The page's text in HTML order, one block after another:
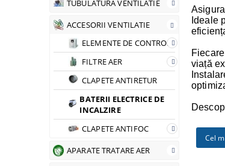
TUBULATURA VENTILATIE
ACCESORII VENTILATIE
ELEMENTE DE CONTROL
FILTRE AER
CLAPETE ANTIRETUR
BATERII ELECTRICE DE
INCALZIRE
CLAPETE ANTIFOC
APARATE TRATARE AER
Ideale
viață
Cel